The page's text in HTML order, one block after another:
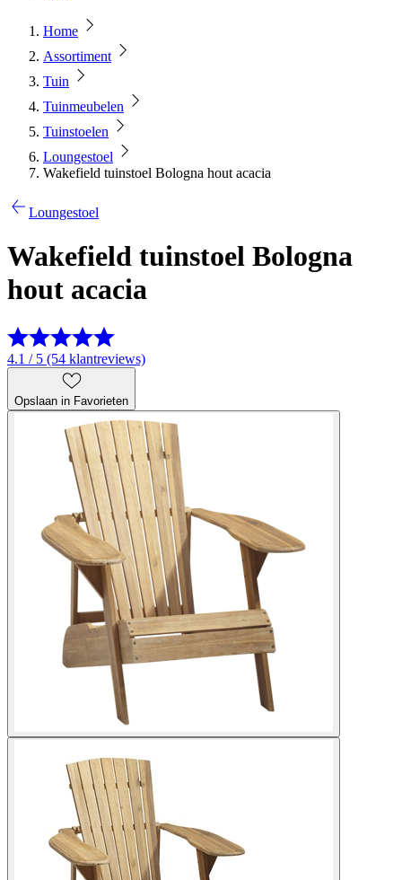
Home
Assortiment
Tuin
Tuinmeubelen
Tuinstoelen
Loungestoel
Wakefield tuinstoel Bologna hout acacia
Loungestoel
Wakefield tuinstoel Bologna
hout acacia
4.1 / 5 (54 klantreviews)
Opslaan in Favorieten